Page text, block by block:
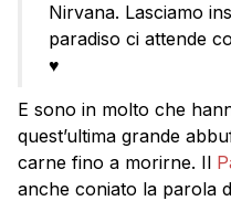
Nirvana. Lasciamo
paradiso ci attende
♥
E sono in molto che
quest’ultima grande
carne fino a morirne. Il
anche coniato la parola